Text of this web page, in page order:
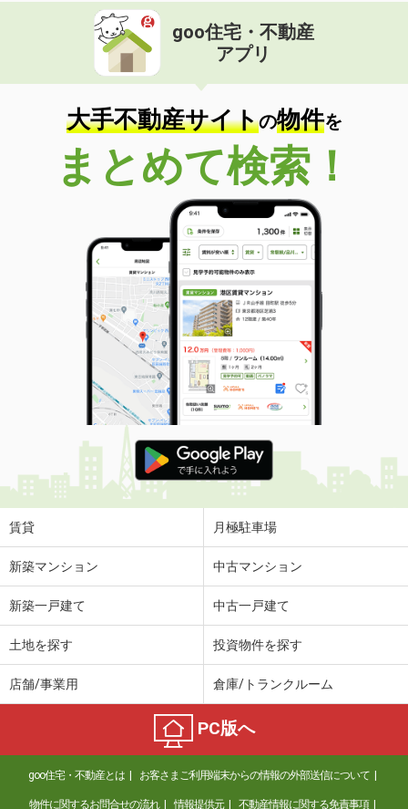
goo住宅・不動産
アプリ
大手不動産サイトの物件を
まとめて検索！
賃貸 月極駐車場
新築マンション 中古マンション
新築一戸建て 中古一戸建て
土地を探す 投資物件を探す
店舗/事業用 倉庫/トランクルーム
PC版へ
goo住宅・不動産とは お客さまご利用端末からの情報の外部送信について
物件に関するお問合せの流れ 情報提供元 不動産情報に関する免責事項